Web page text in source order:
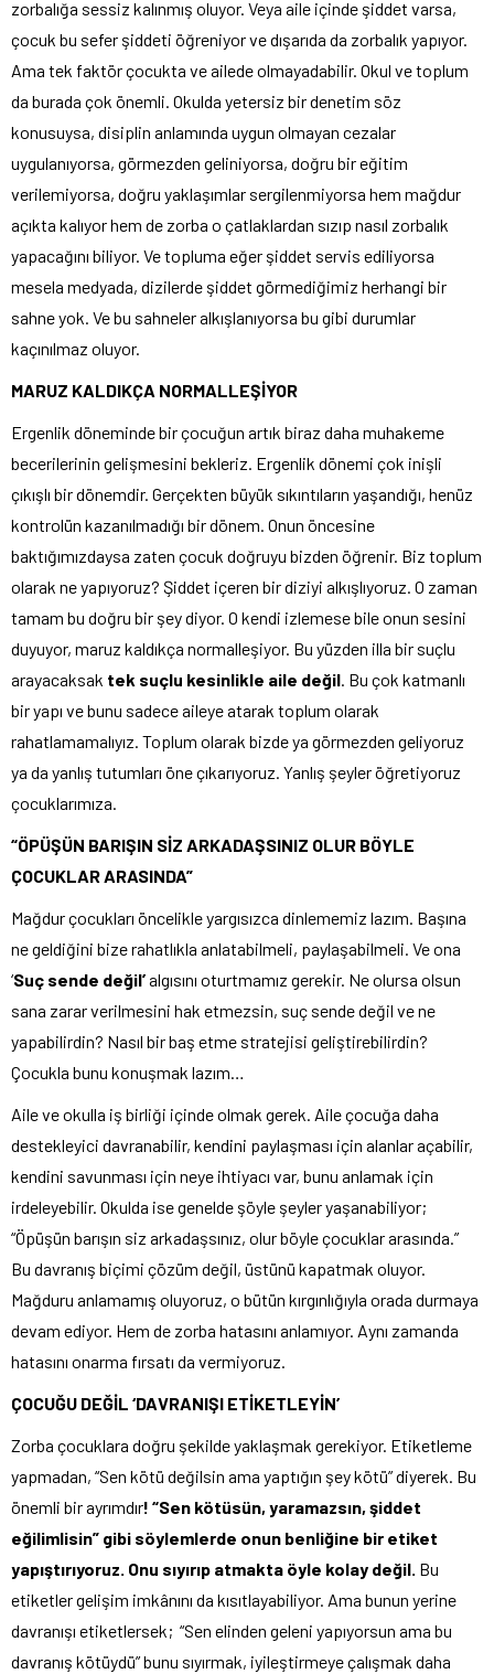
zorbalığa sessiz kalınmış oluyor. Veya aile içinde şiddet varsa,
çocuk bu sefer şiddeti öğreniyor ve dışarıda da zorbalık yapıyor.
Ama tek faktör çocukta ve ailede olmayadabilir. Okul ve toplum
da burada çok önemli. Okulda yetersiz bir denetim söz
konusuysa, disiplin anlamında uygun olmayan cezalar
uygulanıyorsa, görmezden geliniyorsa, doğru bir eğitim
verilemiyorsa, doğru yaklaşımlar sergilenmiyorsa hem mağdur
açıkta kalıyor hem de zorba o çatlaklardan sızıp nasıl zorbalık
yapacağını biliyor. Ve topluma eğer şiddet servis ediliyorsa
mesela medyada, dizilerde şiddet görmediğimiz herhangi bir
sahne yok. Ve bu sahneler alkışlanıyorsa bu gibi durumlar
kaçınılmaz oluyor.
MARUZ KALDIKÇA NORMALLEŞİYOR
Ergenlik döneminde bir çocuğun artık biraz daha muhakeme
becerilerinin gelişmesini bekleriz. Ergenlik dönemi çok inişli
çıkışlı bir dönemdir. Gerçekten büyük sıkıntıların yaşandığı, henüz
kontrolün kazanılmadığı bir dönem. Onun öncesine
baktığımızdaysa zaten çocuk doğruyu bizden öğrenir. Biz toplum
olarak ne yapıyoruz? Şiddet içeren bir diziyi alkışlıyoruz. O zaman
tamam bu doğru bir şey diyor. O kendi izlemese bile onun sesini
duyuyor, maruz kaldıkça normalleşiyor. Bu yüzden illa bir suçlu
arayacaksak tek suçlu kesinlikle aile değil. Bu çok katmanlı
bir yapı ve bunu sadece aileye atarak toplum olarak
rahatlamamalıyız. Toplum olarak bizde ya görmezden geliyoruz
ya da yanlış tutumları öne çıkarıyoruz. Yanlış şeyler öğretiyoruz
çocuklarımıza.
“ÖPÜŞÜN BARIŞIN SİZ ARKADAŞSINIZ OLUR BÖYLE
ÇOCUKLAR ARASINDA”
Mağdur çocukları öncelikle yargısızca dinlememiz lazım. Başına
ne geldiğini bize rahatlıkla anlatabilmeli, paylaşabilmeli. Ve ona
‘Suç sende değil’algısını oturtmamız gerekir. Ne olursa olsun
sana zarar verilmesini hak etmezsin, suç sende değil ve ne
yapabilirdin? Nasıl bir baş etme stratejisi geliştirebilirdin?
Çocukla bunu konuşmak lazım…
Aile ve okulla iş birliği içinde olmak gerek. Aile çocuğa daha
destekleyici davranabilir, kendini paylaşması için alanlar açabilir,
kendini savunması için neye ihtiyacı var, bunu anlamak için
irdeleyebilir. Okulda ise genelde şöyle şeyler yaşanabiliyor;
“Öpüşün barışın siz arkadaşsınız, olur böyle çocuklar arasında.”
Bu davranış biçimi çözüm değil, üstünü kapatmak oluyor.
Mağduru anlamamış oluyoruz, o bütün kırgınlığıyla orada durmaya
devam ediyor. Hem de zorba hatasını anlamıyor. Aynı zamanda
hatasını onarma fırsatı da vermiyoruz.
ÇOCUĞU DEĞİL ‘DAVRANIŞI ETİKETLEYİN’
Zorba çocuklara doğru şekilde yaklaşmak gerekiyor. Etiketleme
yapmadan, “Sen kötü değilsin ama yaptığın şey kötü” diyerek. Bu
önemli bir ayrımdır! “Sen kötüsün, yaramazsın, şiddet
eğilimlisin” gibi söylemlerde onun benliğine bir etiket
yapıştırıyoruz. Onu sıyırıp atmakta öyle kolay değil. Bu
etiketler gelişim imkânını da kısıtlayabiliyor. Ama bunun yerine
davranışı etiketlersek; “Sen elinden geleni yapıyorsun ama bu
davranış kötüydü” bunu sıyırmak, iyileştirmeye çalışmak daha